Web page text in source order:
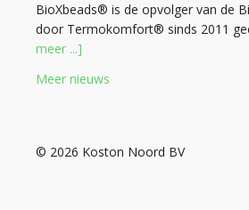
BioXbeads® is de opvolger van de
door Termokomfort® sinds 2011
meer ...]
Meer nieuws
© 2026 Koston Noord BV